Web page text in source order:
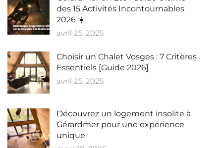
des 15 Activités Incontournables
2026 ☀️
avril 25, 2025
Choisir un Chalet Vosges : 7 Critères
Essentiels [Guide 2026]
avril 25, 2025
Découvrez un logement insolite à
Gérardmer pour une expérience
unique